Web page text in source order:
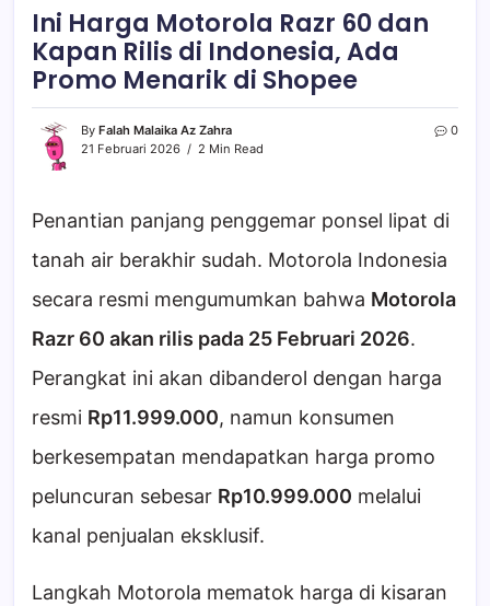
Ini Harga Motorola Razr 60 dan
Kapan Rilis di Indonesia, Ada
Promo Menarik di Shopee
By Falah Malaika Az Zahra
21 Februari 2026
2 Min Read
0
Penantian panjang penggemar ponsel lipat di
tanah air berakhir sudah. Motorola Indonesia
secara resmi mengumumkan bahwa Motorola
Razr 60 akan rilis pada 25 Februari 2026.
Perangkat ini akan dibanderol dengan harga
resmi Rp11.999.000, namun konsumen
berkesempatan mendapatkan harga promo
peluncuran sebesar Rp10.999.000 melalui
kanal penjualan eksklusif.
Langkah Motorola mematok harga di kisaran